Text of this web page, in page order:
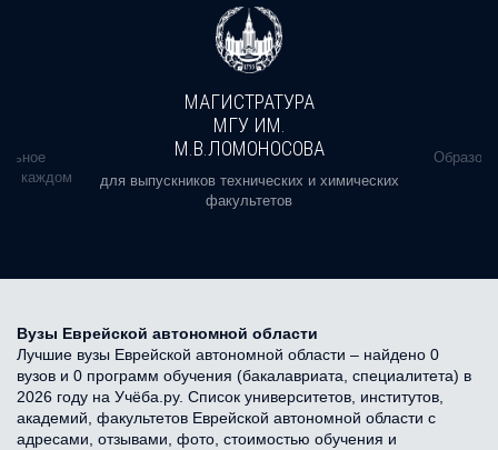
в каждом
МАГИСТРАТУРА
МГУ ИМ.
М.В.ЛОМОНОСОВА
для выпускников технических и химических
факультетов
Вузы Еврейской автономной области
Лучшие вузы Еврейской автономной области – найдено 0
вузов и 0 программ обучения (бакалавриата, специалитета) в
2026 году на Учёба.ру. Список университетов, институтов,
академий, факультетов Еврейской автономной области с
адресами, отзывами, фото, стоимостью обучения и